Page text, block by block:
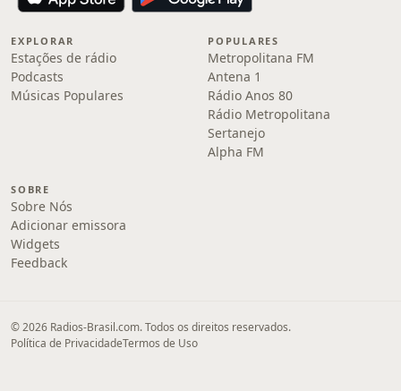
EXPLORAR
Estações de rádio
Podcasts
Músicas Populares
POPULARES
Metropolitana FM
Antena 1
Rádio Anos 80
Rádio Metropolitana
Sertanejo
Alpha FM
SOBRE
Sobre Nós
Adicionar emissora
Widgets
Feedback
© 2026 Radios-Brasil.com. Todos os direitos reservados.
Política de PrivacidadeTermos de Uso